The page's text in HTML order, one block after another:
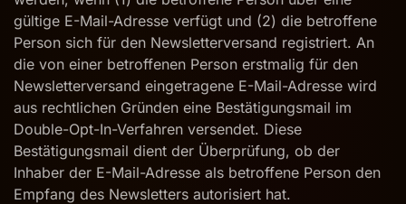
gültige E-Mail-Adresse verfügt und (2) die betroffene
Person sich für den Newsletterversand registriert. An
die von einer betroffenen Person erstmalig für den
Newsletterversand eingetragene E-Mail-Adresse wird
aus rechtlichen Gründen eine Bestätigungsmail im
Double-Opt-In-Verfahren versendet. Diese
Bestätigungsmail dient der Überprüfung, ob der
Inhaber der E-Mail-Adresse als betroffene Person den
Empfang des Newsletters autorisiert hat.